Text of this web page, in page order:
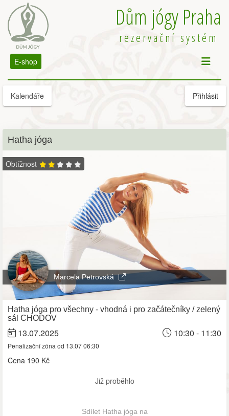
Dům jógy Praha
rezervační systém
E-shop
Kalendáře Přihlásit
Hatha jóga
Obtížnost
Marcela Petrovská
Hatha jóga pro všechny - vhodná i pro začátečníky / zelený
sál CHODOV
13.07.2025 10:30 - 11:30
Penalizační zóna od 13.07 06:30
Cena 190 Kč
Již proběhlo
Sdílet Hatha jóga na